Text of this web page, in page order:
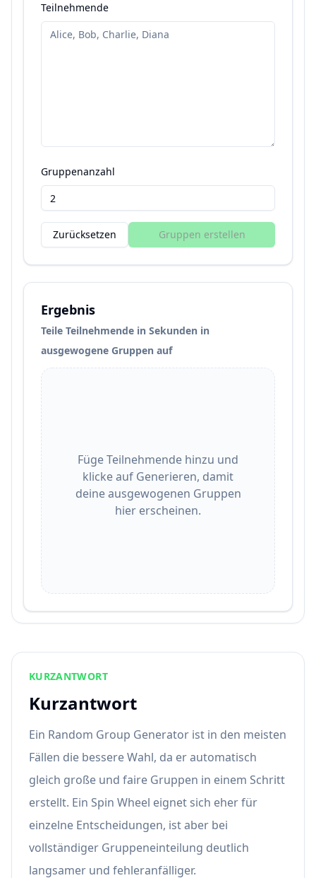
Teilnehmende
Gruppenanzahl
Zurücksetzen Gruppen erstellen
Ergebnis
Teile Teilnehmende in Sekunden in
ausgewogene Gruppen auf
Füge Teilnehmende hinzu und
klicke auf Generieren, damit
deine ausgewogenen Gruppen
hier erscheinen.
KURZANTWORT
Kurzantwort
Ein Random Group Generator ist in den meisten
Fällen die bessere Wahl, da er automatisch
gleich große und faire Gruppen in einem Schritt
erstellt. Ein Spin Wheel eignet sich eher für
einzelne Entscheidungen, ist aber bei
vollständiger Gruppeneinteilung deutlich
langsamer und fehleranfälliger.